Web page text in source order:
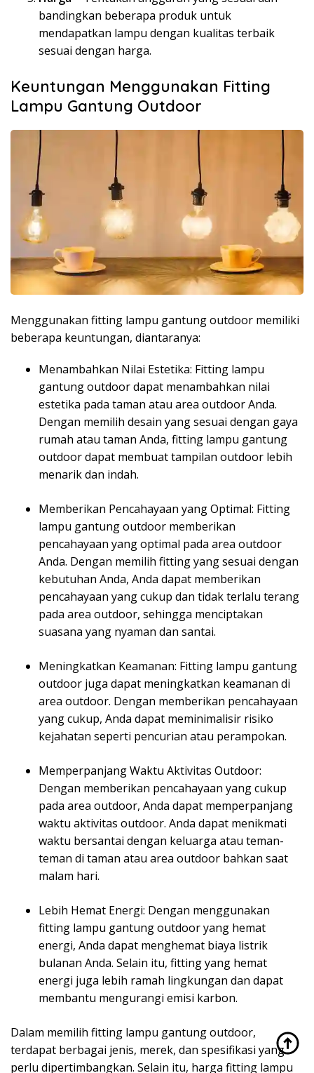
bandingkan beberapa produk untuk
mendapatkan lampu dengan kualitas terbaik
sesuai dengan harga.
Keuntungan Menggunakan Fitting
Lampu Gantung Outdoor
Menggunakan fitting lampu gantung outdoor memiliki
beberapa keuntungan, diantaranya:
Menambahkan Nilai Estetika: Fitting lampu
gantung outdoor dapat menambahkan nilai
estetika pada taman atau area outdoor Anda.
Dengan memilih desain yang sesuai dengan gaya
rumah atau taman Anda, fitting lampu gantung
outdoor dapat membuat tampilan outdoor lebih
menarik dan indah.
Memberikan Pencahayaan yang Optimal: Fitting
lampu gantung outdoor memberikan
pencahayaan yang optimal pada area outdoor
Anda. Dengan memilih fitting yang sesuai dengan
kebutuhan Anda, Anda dapat memberikan
pencahayaan yang cukup dan tidak terlalu terang
pada area outdoor, sehingga menciptakan
suasana yang nyaman dan santai.
Meningkatkan Keamanan: Fitting lampu gantung
outdoor juga dapat meningkatkan keamanan di
area outdoor. Dengan memberikan pencahayaan
yang cukup, Anda dapat meminimalisir risiko
kejahatan seperti pencurian atau perampokan.
Memperpanjang Waktu Aktivitas Outdoor:
Dengan memberikan pencahayaan yang cukup
pada area outdoor, Anda dapat memperpanjang
waktu aktivitas outdoor. Anda dapat menikmati
waktu bersantai dengan keluarga atau teman-
teman di taman atau area outdoor bahkan saat
malam hari.
Lebih Hemat Energi: Dengan menggunakan
fitting lampu gantung outdoor yang hemat
energi, Anda dapat menghemat biaya listrik
bulanan Anda. Selain itu, fitting yang hemat
energi juga lebih ramah lingkungan dan dapat
membantu mengurangi emisi karbon.
Dalam memilih fitting lampu gantung outdoor,
terdapat berbagai jenis, merek, dan spesifikasi yang
perlu dipertimbangkan. Selain itu, harga fitting lampu